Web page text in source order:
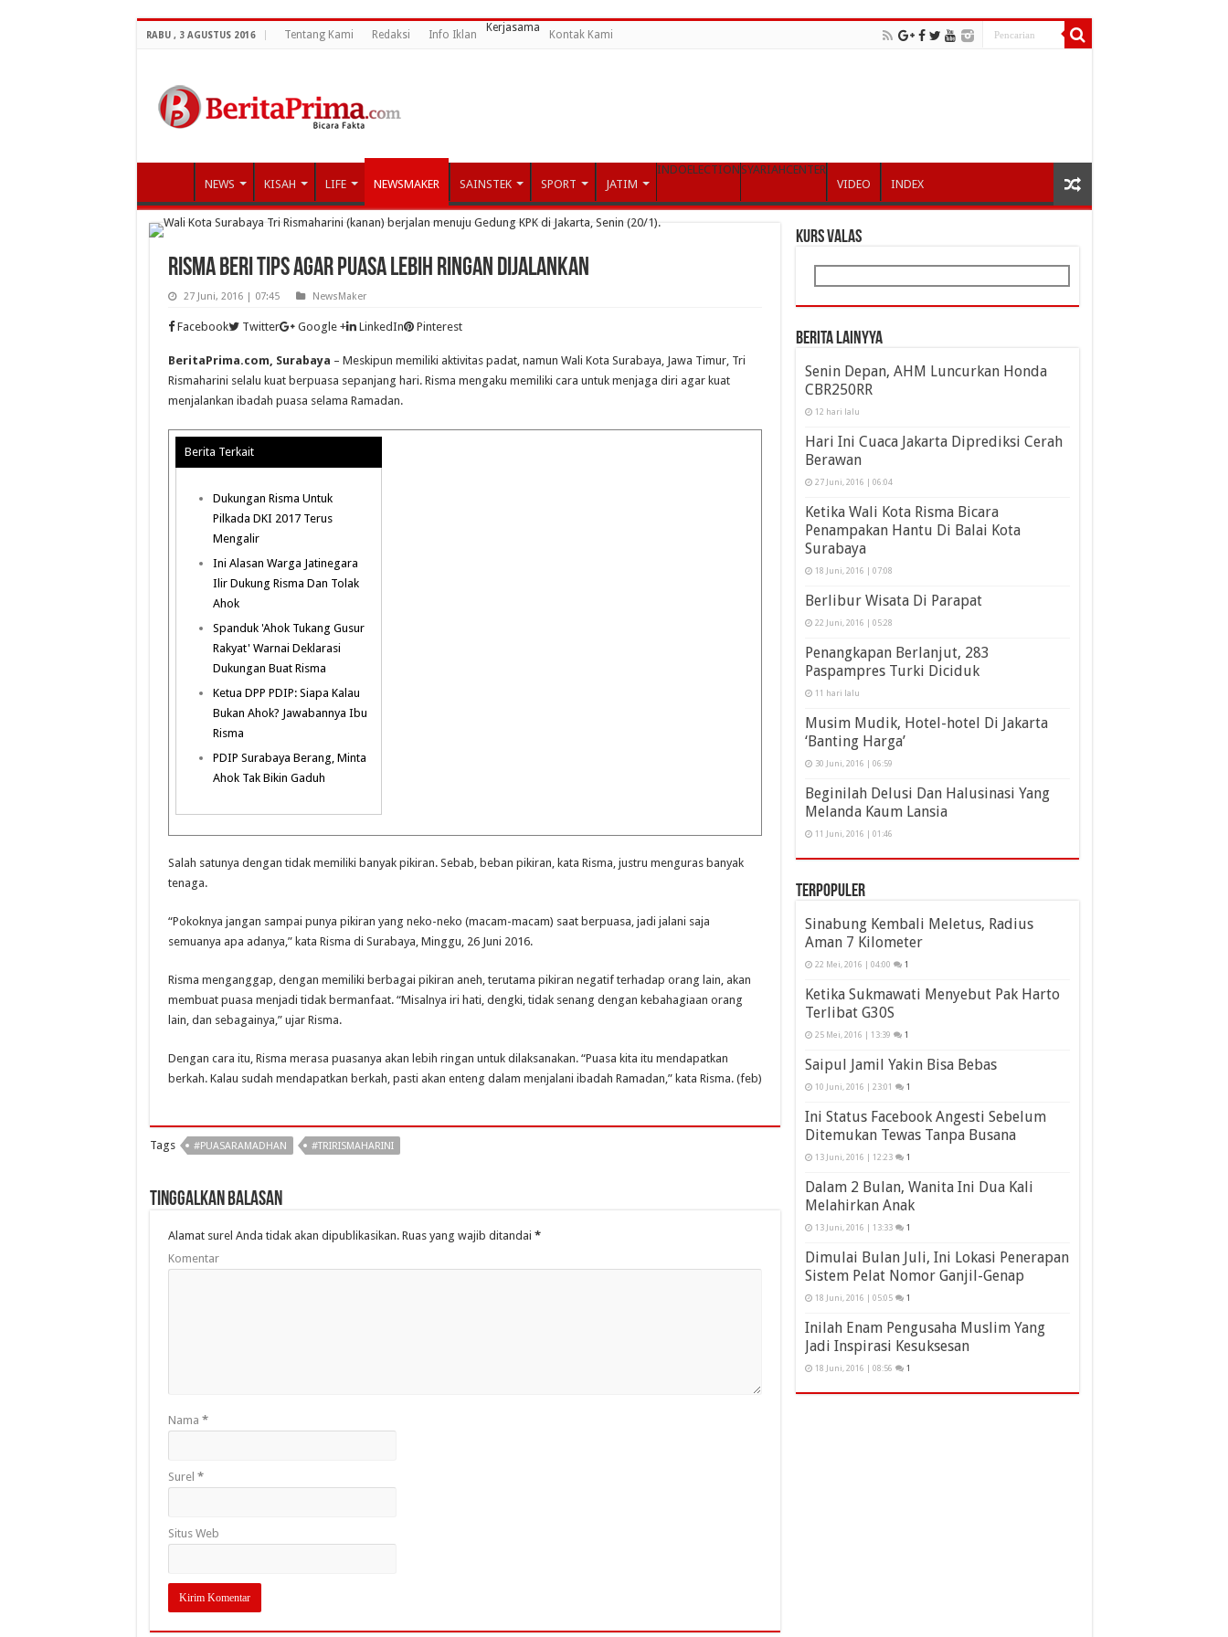
RABU , 3 AGUSTUS 2016 Tentang Kami Redaksi Info Iklan
Kerjasama
Kontak Kami
NEWS KISAH LIFE NEWSMAKER SAINSTEK SPORT JATIM
INDOELECTION SYARIAHCENTER
VIDEO
INDEX
Risma Beri Tips Agar Puasa Lebih Ringan Dijalankan
27 Juni, 2016 | 07:45 NewsMaker
Facebook Twitter Google + LinkedIn Pinterest
BeritaPrima.com, Surabaya – Meskipun memiliki aktivitas padat, namun Wali Kota Surabaya, Jawa Timur, Tri
Rismaharini selalu kuat berpuasa sepanjang hari. Risma mengaku memiliki cara untuk menjaga diri agar kuat
menjalankan ibadah puasa selama Ramadan.
Berita Terkait
Dukungan Risma Untuk
Pilkada DKI 2017 Terus
Mengalir
Ini Alasan Warga Jatinegara
Ilir Dukung Risma Dan Tolak
Ahok
Spanduk 'Ahok Tukang Gusur
Rakyat' Warnai Deklarasi
Dukungan Buat Risma
Ketua DPP PDIP: Siapa Kalau
Bukan Ahok? Jawabannya Ibu
Risma
PDIP Surabaya Berang, Minta
Ahok Tak Bikin Gaduh
Salah satunya dengan tidak memiliki banyak pikiran. Sebab, beban pikiran, kata Risma, justru menguras banyak
tenaga.
“Pokoknya jangan sampai punya pikiran yang neko-neko (macam-macam) saat berpuasa, jadi jalani saja
semuanya apa adanya,” kata Risma di Surabaya, Minggu, 26 Juni 2016.
Risma menganggap, dengan memiliki berbagai pikiran aneh, terutama pikiran negatif terhadap orang lain, akan
membuat puasa menjadi tidak bermanfaat. “Misalnya iri hati, dengki, tidak senang dengan kebahagiaan orang
lain, dan sebagainya,” ujar Risma.
Dengan cara itu, Risma merasa puasanya akan lebih ringan untuk dilaksanakan. “Puasa kita itu mendapatkan
berkah. Kalau sudah mendapatkan berkah, pasti akan enteng dalam menjalani ibadah Ramadan,” kata Risma. (feb)
Tags #PUASARAMADHAN #TRIRISMAHARINI
Tinggalkan Balasan
Alamat surel Anda tidak akan dipublikasikan.Ruas yang wajib ditandai *
Komentar
Nama *
Surel *
Situs Web
KURS VALAS
Berita Lainyya
Senin Depan, AHM Luncurkan Honda
CBR250RR
12 hari lalu
Hari Ini Cuaca Jakarta Diprediksi Cerah
Berawan
27 Juni, 2016 | 06:04
Ketika Wali Kota Risma Bicara
Penampakan Hantu Di Balai Kota
Surabaya
18 Juni, 2016 | 07:08
Berlibur Wisata Di Parapat
22 Juni, 2016 | 05:28
Penangkapan Berlanjut, 283
Paspampres Turki Diciduk
11 hari lalu
Musim Mudik, Hotel-hotel Di Jakarta
‘Banting Harga’
30 Juni, 2016 | 06:59
Beginilah Delusi Dan Halusinasi Yang
Melanda Kaum Lansia
11 Juni, 2016 | 01:46
Terpopuler
Sinabung Kembali Meletus, Radius
Aman 7 Kilometer
22 Mei, 2016 | 04:00 1
Ketika Sukmawati Menyebut Pak Harto
Terlibat G30S
25 Mei, 2016 | 13:39 1
Saipul Jamil Yakin Bisa Bebas
10 Juni, 2016 | 23:01 1
Ini Status Facebook Angesti Sebelum
Ditemukan Tewas Tanpa Busana
13 Juni, 2016 | 12:23 1
Dalam 2 Bulan, Wanita Ini Dua Kali
Melahirkan Anak
13 Juni, 2016 | 13:33 1
Dimulai Bulan Juli, Ini Lokasi Penerapan
Sistem Pelat Nomor Ganjil-Genap
18 Juni, 2016 | 05:05 1
Inilah Enam Pengusaha Muslim Yang
Jadi Inspirasi Kesuksesan
18 Juni, 2016 | 08:56 1